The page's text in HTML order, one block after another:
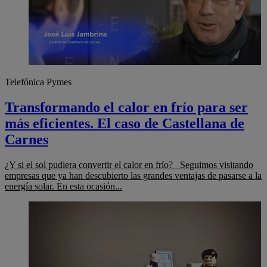
Telefónica Pymes
Transformando el calor en frío para ser
más eficientes. El caso de Castellana de
Carnes
¿Y si el sol pudiera convertir el calor en frío? Seguimos visitando
empresas que ya han descubierto las grandes ventajas de pasarse a la
energía solar. En esta ocasión...